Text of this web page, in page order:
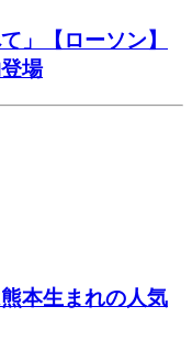
」【ローソン】
場
本生まれの人気